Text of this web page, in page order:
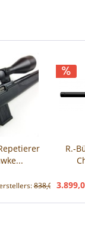
838,00 € *
R.-